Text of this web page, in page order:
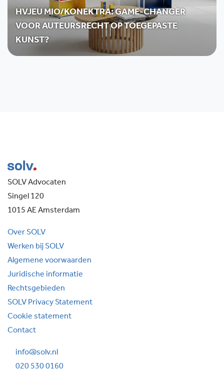
HVJEU MIO/KONEKTRA: GAME-CHANGER
VOOR AUTEURSRECHT OP TOEGEPASTE
KUNST?
SOLV Advocaten
Singel 120
1015 AE Amsterdam
Over SOLV
Werken bij SOLV
Algemene voorwaarden
Juridische informatie
Rechtsgebieden
SOLV Privacy Statement
Cookie statement
Contact
info@solv.nl
020 530 0160